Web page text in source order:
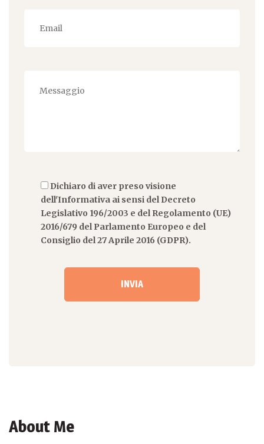
Dichiaro di aver preso visione
dell'Informativa ai sensi del Decreto
Legislativo 196/2003 e del Regolamento (UE)
2016/679 del Parlamento Europeo e del
Consiglio del 27 Aprile 2016 (GDPR).
About Me